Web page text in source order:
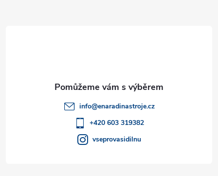
info@enaradinastroje.cz
+420 603 319382
vseprovasidilnu